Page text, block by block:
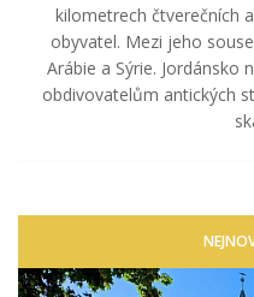
kilometrech čtverečních
obyvatel. Mezi jeho
Arábie a Sýrie. Jordánsko
obdivovatelům antických